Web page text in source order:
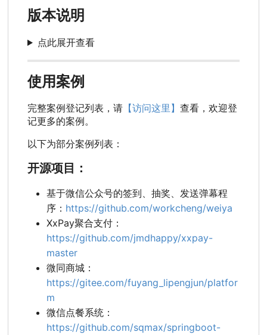
版本说明
点此展开查看
使用案例
完整案例登记列表，请 【访问这里】 查看，欢迎登
记更多的案例。
以下为部分案例列表：
开源项目：
基于微信公众号的签到、抽奖、发送弹幕程
序： https://github.com/workcheng/weiya
XxPay聚合支付：
https://github.com/jmdhappy/xxpay-
master
微同商城：
https://gitee.com/fuyang_lipengjun/platfor
m
微信点餐系统：
https://github.com/sqmax/springboot-